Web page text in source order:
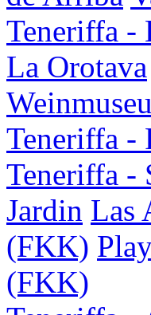
Teneriffa -
La Orotava
Teneriffa -
Teneriffa -
Jardin Las
(FKK)
(FKK)